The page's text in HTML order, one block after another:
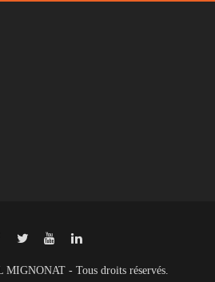
MIGNONAT - Tous droits réservés.